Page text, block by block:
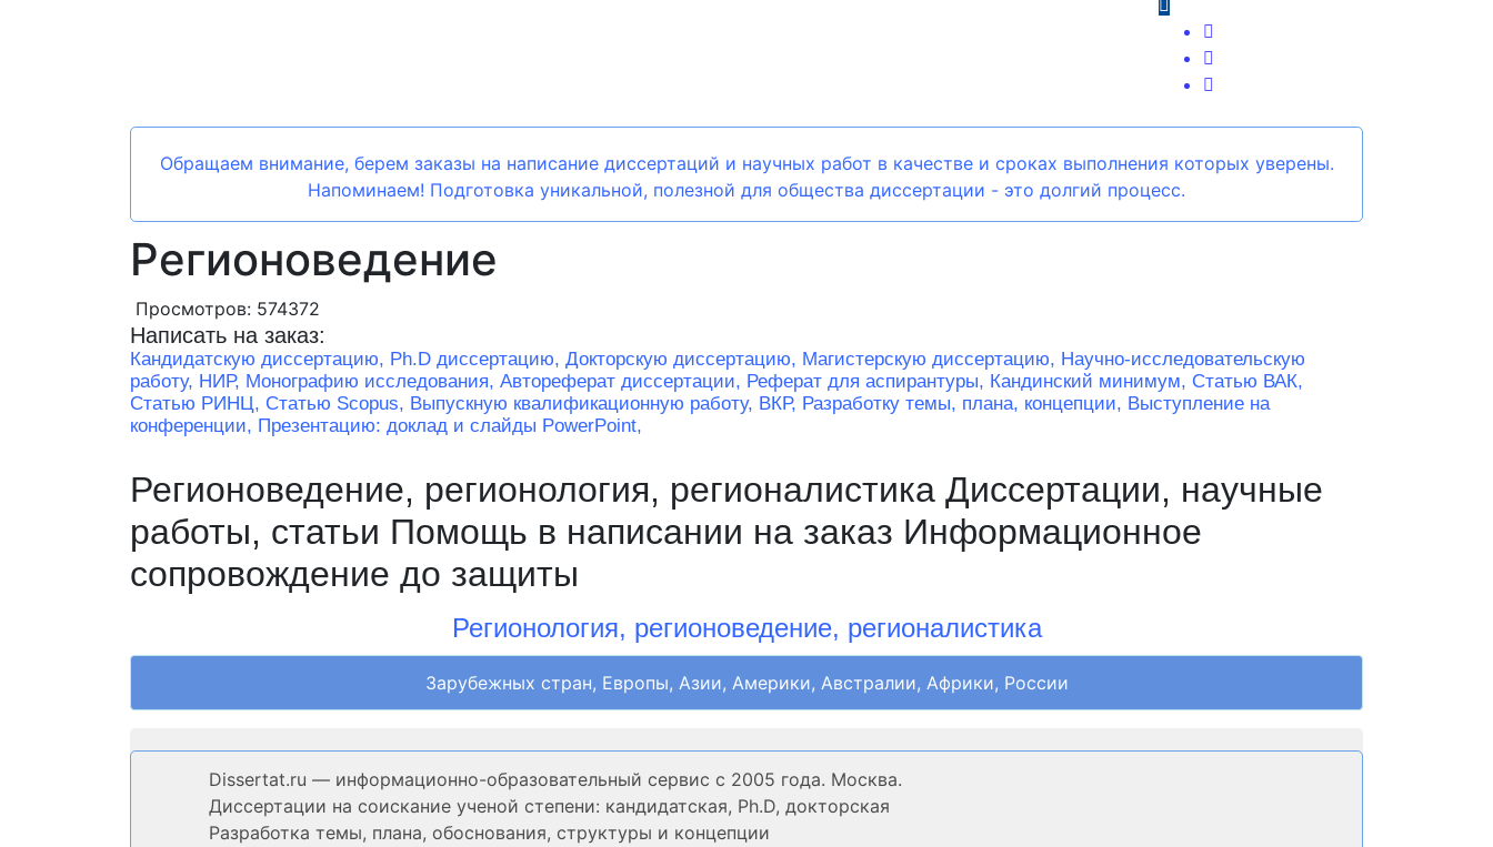
Обращаем внимание, берем заказы на написание диссертаций и научных работ в качестве и сроках выполнения которых уверены.
Напоминаем! Подготовка уникальной, полезной для общества диссертации - это долгий процесс.
Регионоведение
Просмотров: 574372
Написать на заказ:
Кандидатскую диссертацию, Ph.D диссертацию, Докторскую диссертацию, Магистерскую диссертацию, Научно-исследовательскую
работу, НИР, Монографию исследования, Автореферат диссертации, Реферат для аспирантуры, Кандинский минимум, Статью ВАК,
Статью РИНЦ, Статью Scopus, Выпускную квалификационную работу, ВКР, Разработку темы, плана, концепции, Выступление на
конференции, Презентацию: доклад и слайды PowerPoint,
Регионоведение, регионология, регионалистика Диссертации, научные
работы, статьи Помощь в написании на заказ Информационное
сопровождение до защиты
Регионология, регионоведение, регионалистика
Зарубежных стран, Европы, Азии, Америки, Австралии, Африки, России
Dissertat.ru — информационно-образовательный сервис с 2005 года. Москва.
Диссертации на соискание ученой степени: кандидатская, Ph.D, докторская
Разработка темы, плана, обоснования, структуры и концепции